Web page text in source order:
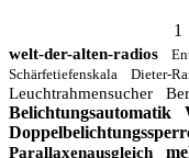
1
welt-der-alten-radios
Schärfetiefenskala Dieter-
Leuchtrahmensucher
Belichtungsautomatik
Parallaxenausgleich